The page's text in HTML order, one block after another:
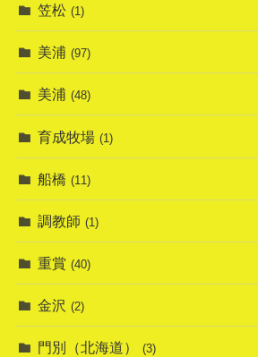
笠松 (1)
美浦 (97)
美浦 (48)
育成牧場 (1)
船橋 (11)
調教師 (1)
重賞 (40)
金沢 (2)
門別（北海道） (3)